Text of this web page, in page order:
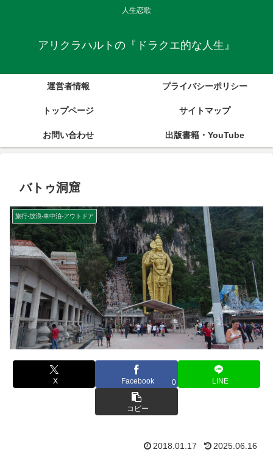
人生恋歌
アリクラハルトの『ドラクエ的な人生』
運営者情報 プライバシーポリシー
トップページ サイトマップ
お問い合わせ 出版書籍・YouTube
バトゥ洞窟
旅行-放浪-車中泊-アウトドア
X Facebook 0 LINE
コピー
2018.01.17 2025.06.16